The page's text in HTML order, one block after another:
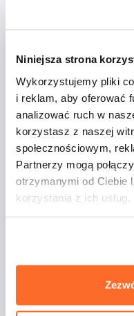
Niniejsza strona
Wykorzystujemy pliki
i reklam, aby oferować
analizować ruch w
korzystasz z naszej
społecznościowym,
Partnerzy mogą
otrzymanymi od Ciebie
korzystania z ich usług.